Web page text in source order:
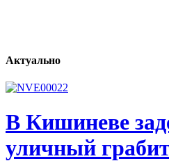
Актуально
В Кишиневе
уличный